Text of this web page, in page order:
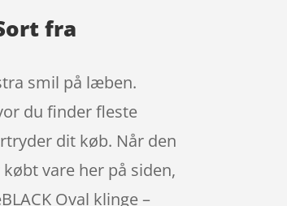
fra
smil på læben.
du finder fleste
dit køb. Når den
vare her på siden,
Oval klinge –